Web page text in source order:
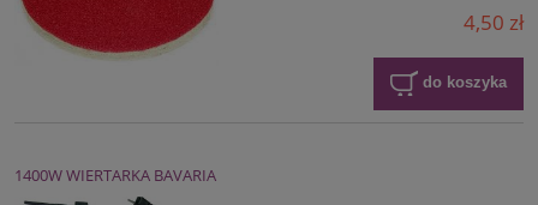
4,50 zł
do koszyka
1400W WIERTARKA BAVARIA